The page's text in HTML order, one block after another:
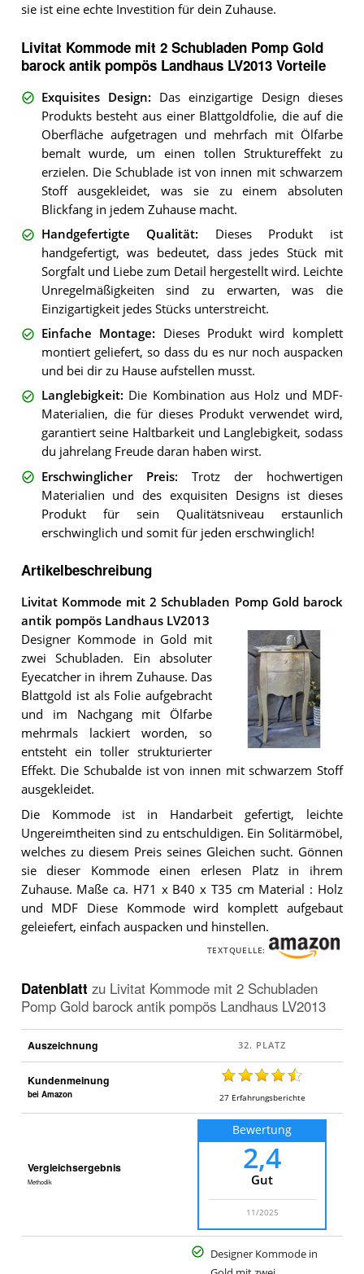
sie ist eine echte Investition für dein Zuhause.
Livitat Kommode mit 2 Schubladen Pomp Gold
barock antik pompös Landhaus LV2013 Vorteile
Exquisites Design: Das einzigartige Design dieses
Produkts besteht aus einer Blattgoldfolie, die auf die
Oberfläche aufgetragen und mehrfach mit Ölfarbe
bemalt wurde, um einen tollen Struktureffekt zu
erzielen. Die Schublade ist von innen mit schwarzem
Stoff ausgekleidet, was sie zu einem absoluten
Blickfang in jedem Zuhause macht.
Handgefertigte Qualität: Dieses Produkt ist
handgefertigt, was bedeutet, dass jedes Stück mit
Sorgfalt und Liebe zum Detail hergestellt wird. Leichte
Unregelmäßigkeiten sind zu erwarten, was die
Einzigartigkeit jedes Stücks unterstreicht.
Einfache Montage: Dieses Produkt wird komplett
montiert geliefert, so dass du es nur noch auspacken
und bei dir zu Hause aufstellen musst.
Langlebigkeit: Die Kombination aus Holz und MDF-
Materialien, die für dieses Produkt verwendet wird,
garantiert seine Haltbarkeit und Langlebigkeit, sodass
du jahrelang Freude daran haben wirst.
Erschwinglicher Preis: Trotz der hochwertigen
Materialien und des exquisiten Designs ist dieses
Produkt für sein Qualitätsniveau erstaunlich
erschwinglich und somit für jeden erschwinglich!
Artikelbeschreibung
Livitat Kommode mit 2 Schubladen Pomp Gold barock
antik pompös Landhaus LV2013
Livitat
2
Schubladen
Pomp
Gold
barock
antik
pompös
Landhaus
LV2013.
Designer Kommode in Gold mit
zwei Schubladen. Ein absoluter
Eyecatcher in ihrem Zuhause. Das
Blattgold ist als Folie aufgebracht
und im Nachgang mit Ölfarbe
mehrmals lackiert worden, so
entsteht ein toller strukturierter
Effekt. Die Schubalde ist von innen mit schwarzem Stoff
ausgekleidet.
Die Kommode ist in Handarbeit gefertigt, leichte
Ungereimtheiten sind zu entschuldigen. Ein Solitärmöbel,
welches zu diesem Preis seines Gleichen sucht. Gönnen
sie dieser Kommode einen erlesen Platz in ihrem
Zuhause. Maße ca. H71 x B40 x T35 cm Material : Holz
und MDF Diese Kommode wird komplett aufgebaut
geleiefert, einfach auspacken und hinstellen.
TEXTQUELLE:
Datenblatt zu Livitat Kommode mit 2 Schubladen
Pomp Gold barock antik pompös Landhaus LV2013
Auszeichnung
Kundenmeinung
bei Amazon 27 Erfahrungsberichte
Vergleichsergebnis
Methodik
Bewertung
2,4
Gut
11/2025
Designer Kommode in